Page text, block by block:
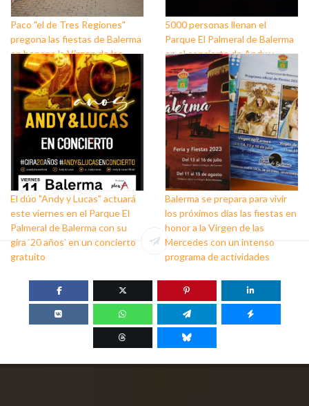
Paco "el de Tres Regiones"
pregona las fiestas de Balerma
en honor a la Virgen de las
Mercedes
5000 personas llenan el
Parque El Palmeral de Balerma
en el concierto de Andy y
Lucas
El dúo "Andy y Lucas" actuará
este viernes en el Parque El
Palmeral de Balerma con su
gira ‘20 años’ en un concierto
gratuito
Balerma se prepara para vivir
los próximos días las fiestas en
honor a la Virgen de las
Mercedes con un intenso
programa de actividades